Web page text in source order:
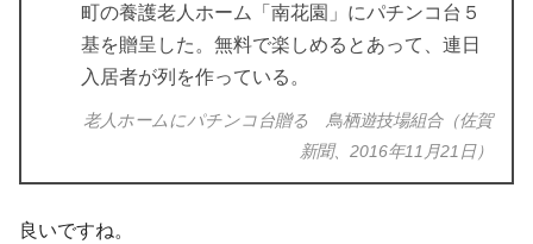
町の養護老人ホーム「南花園」にパチンコ台５
基を贈呈した。無料で楽しめるとあって、連日
入居者が列を作っている。
老人ホームにパチンコ台贈る 鳥栖遊技場組合（佐賀
新聞、2016年11月21日）
良いですね。